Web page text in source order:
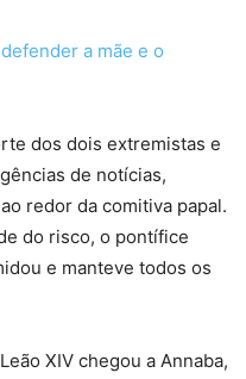
a mãe e o
dos dois extremistas e
de notícias,
redor da comitiva papal.
do risco, o pontífice
e manteve todos os
XIV chegou a Annaba,